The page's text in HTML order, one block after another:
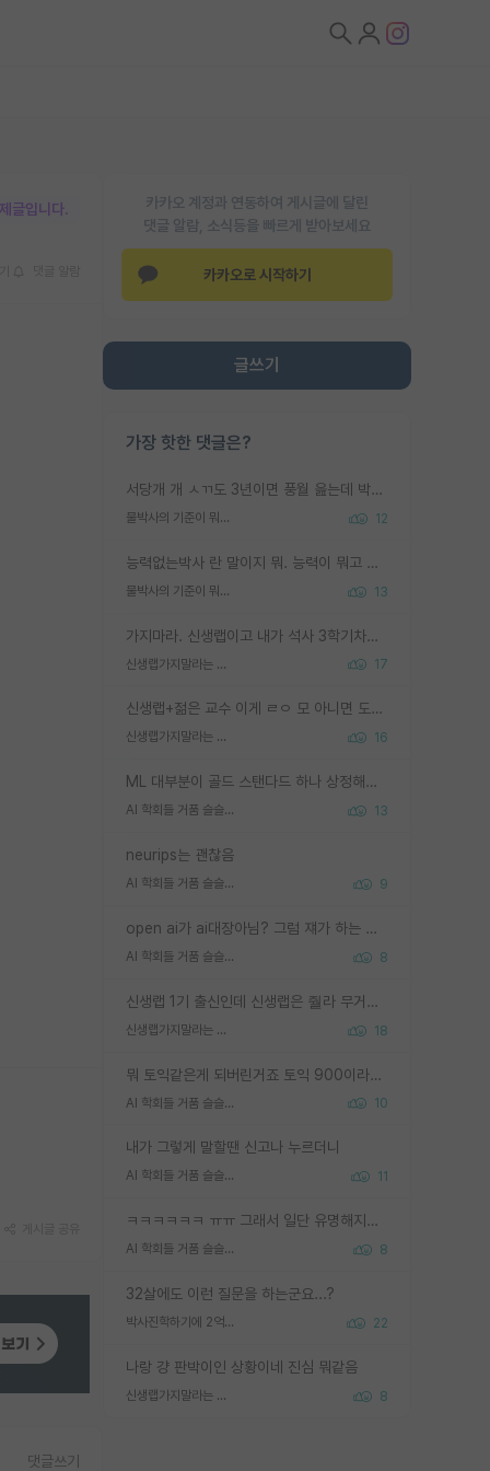
카카오 계정과 연동하여 게시글에 달린
댓글 알람, 소식등을 빠르게 받아보세요
카카오로 시작하기
글쓰기
가장 핫한 댓글은?
서당개 개 ㅅㄲ도 3년이면 풍월 읊는데 박사 5년 이상 대리고 있으면서 물된건 교수 탓 맞는ㄱ게 거기가 서당이 아니란 소리임
물박사의 기준이 뭐임? 12
능력없는박사 란 말이지 뭐. 능력이 뭐고 능력이 있다는게 뭔지는 사람마다 기준이 다르니까 얘기해봐야 서로 자기 기준만 얘기해서 논쟁이 끝이 안나고. 주위에서 능력있고 야심있는 신입생이 교수가 유의미한 피드백을 아예 안주면서 제대로된 과제에 참여해볼 기회도 제공하지 않고 잡일 뺑뺑이만 돌려서 맨날 단순작업만 하면서 밤새다가 눈빛이 점점 죽어가는걸 본 사람은 물박사는 교수탓이라고 하고, 교수는 이것저것 알려도 주고 기회도 주고 사수 동기 붙여주면서 어떻게든 끌고가려고 하는데 본인이 매일 뺀질거리면서 출근 하는둥마는둥 하다가 기껏 와서도 폰이나 쳐다보다가 실험 망치고 저녁약속있어서 먼저 가볼게요~ 하는걸 본 사람은 물박사는 본인탓이라고 함.
물박사의 기준이 뭐임? 13
가지마라. 신생랩이고 내가 석사 3학기차인데 최고참인데 나도 아무것도 모르는데 교수가 후배들 왜 논문 교육 안시키냐. 논문 왜 안 써오냐 닦달한다
신생랩가지말라는 이유가 있었구나 17
신생랩+젊은 교수 이게 ㄹㅇ 모 아니면 도인듯.
신생랩가지말라는 이유가 있었구나 16
ML 대부분이 골드 스탠다드 하나 상정해놓고 (벤치마크 데이터셋이 여러 개면 여러 개 상정) 그거 얼마나 잘 맞추나 싸움임 가끔 번뜩이는 설계 철학을 보여주는 논문들도 있지만 대부분 그거 성적 얼마나 더 올리느라에 혈안이 되어 있는 측면이 잇음
AI 학회들 거품 슬슬 지적이 나오네요 13
neurips는 괜찮음
AI 학회들 거품 슬슬 지적이 나오네요 9
open ai가 ai대장아님? 그럼 쟤가 하는 말이 다 맞겠네
AI 학회들 거품 슬슬 지적이 나오네요 8
신생랩 1기 출신인데 신생랩은 줠라 무거운 바벨 같은거임. 들면 대박인데 못들면 깔려 죽음. 아무도 알려주지 않는 환경에서 자생해야하지만, 일단 살아남았다면 그 어떤 사람보다 악착같고 생존력 높은 사람으로 거듭날 수 있음
신생랩가지말라는 이유가 있었구나 18
뭐 토익같은게 되버린거죠 토익 900이라고 영어잘하는건 아닙니다만 잘하는사람은 다 900을 넘는 그런
AI 학회들 거품 슬슬 지적이 나오네요 10
내가 그렇게 말할땐 신고나 누르더니
AI 학회들 거품 슬슬 지적이 나오네요 11
ㅋㅋㅋㅋㅋㅋ ㅠㅠ 그래서 일단 유명해지는게 중요한거같습니다
AI 학회들 거품 슬슬 지적이 나오네요 8
32살에도 이런 질문을 하는군요...?
박사진학하기에 2억은 괜찮은 (?) 정도의 경제력인가요 22
나랑 걍 판박이인 상황이네 진심 뭐같음
신생랩가지말라는 이유가 있었구나 8
글입니다.
댓글쓰기